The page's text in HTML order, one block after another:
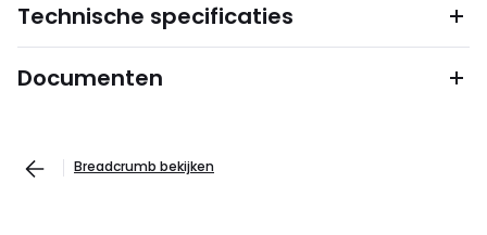
Technische specificaties
Documenten
Breadcrumb bekijken